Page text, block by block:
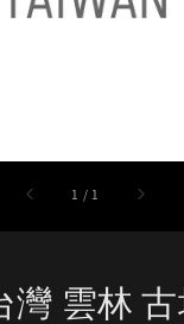
1 / 1
灣 雲林